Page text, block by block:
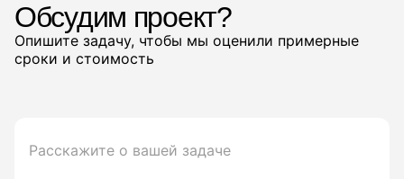
Обсудим проект?
Опишите задачу, чтобы мы оценили примерные
сроки и стоимость